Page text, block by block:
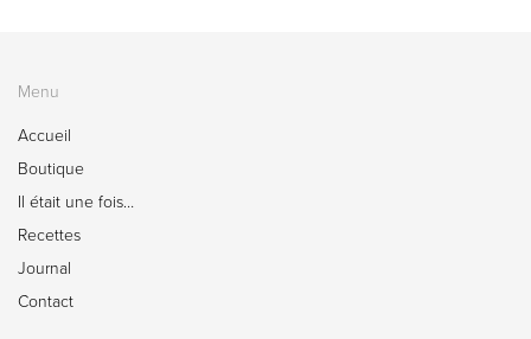
Menu
Accueil
Boutique
Il était une fois…
Recettes
Journal
Contact